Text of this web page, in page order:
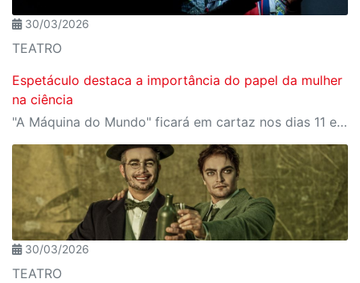
30/03/2026
TEATRO
Espetáculo destaca a importância do papel da mulher
na ciência
"A Máquina do Mundo" ficará em cartaz nos dias 11 e 12, no Centro Cultural
30/03/2026
TEATRO